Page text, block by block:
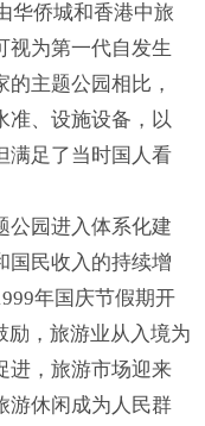
华侨城和香港中旅
视为第一代自发生
主题公园相比，
准、设施设备，以
满足了当时国人看
。
公园进入体系化建
国民收入的持续增
年国庆节假期开
励，旅游业从入境为
进，旅游市场迎来
游休闲成为人民群